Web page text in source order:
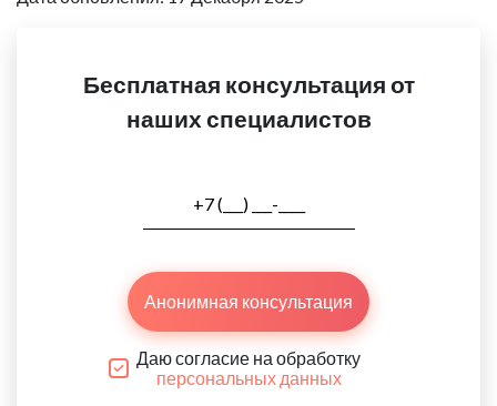
Бесплатная консультация от
наших специалистов
Анонимная консультация
Даю согласие на обработку
персональных данных